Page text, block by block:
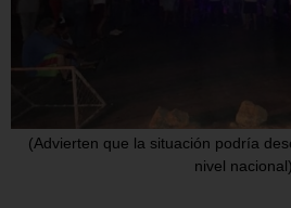
(Advierten que la situación podría
nivel nacional)